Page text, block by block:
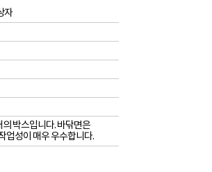
자
의 박스입니다. 바닦면은
업성이 매우 우수합니다.